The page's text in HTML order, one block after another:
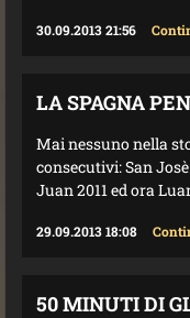
30.09.2013 21:56
LA SPAGNA
Mai nessuno nella
consecutivi: San
Juan 2011 ed ora
29.09.2013 18:08
50 MINUTI DI